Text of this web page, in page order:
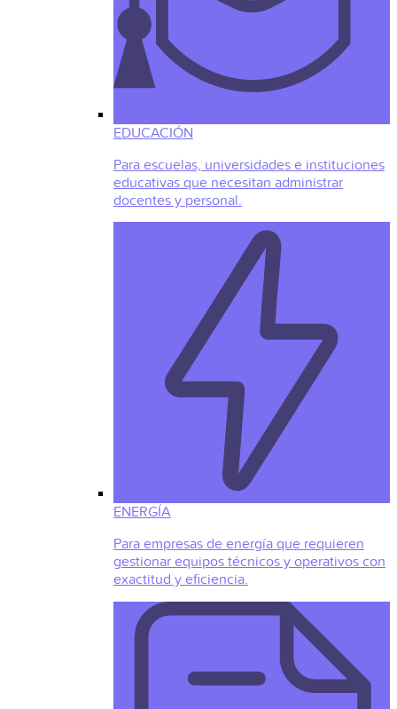
EDUCACIÓN
Para escuelas, universidades e instituciones
educativas que necesitan administrar
docentes y personal.
ENERGÍA
Para empresas de energía que requieren
gestionar equipos técnicos y operativos con
exactitud y eficiencia.